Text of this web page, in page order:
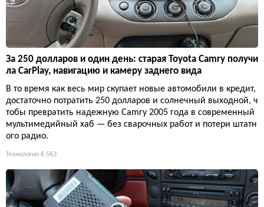
За 250 долларов и один день: старая Toyota Camry получи
ла CarPlay, навигацию и камеру заднего вида
В то время как весь мир скупает новые автомобили в кредит,
достаточно потратить 250 долларов и солнечный выходной, ч
тобы превратить надежную Camry 2005 года в современный
мультимедийный хаб — без сварочных работ и потери штатн
ого радио.
Технологии 6 563